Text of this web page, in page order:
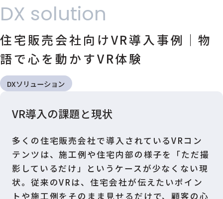
DX solution
住宅販売会社向けVR導入事例｜物
語で心を動かすVR体験
DXソリューション
VR導入の課題と現状
多くの住宅販売会社で導入されているVRコン
テンツは、施工例や住宅内部の様子を「ただ撮
影しているだけ」というケースが少なくない現
状。従来のVRは、住宅会社が伝えたいポイン
トや施工例をそのまま見せるだけで、顧客の心